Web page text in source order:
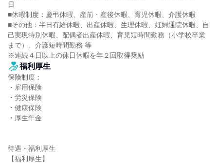
日
■休暇制度：慶弔休暇、産前・産後休暇、育児休暇、介護休暇
■その他：半日有給休暇、出産休暇、生理休暇、妊婦通院休暇、自
己実現特別休暇、配偶者出産休暇、育児短時間勤務（小学校卒業
まで）、介護短時間勤務 等
※連続４日以上の休日休暇を年２回取得奨励
福利厚生
保険制度：
・雇用保険
・労災保険
・健康保険
・厚生年金
待遇・福利厚生
【福利厚生】